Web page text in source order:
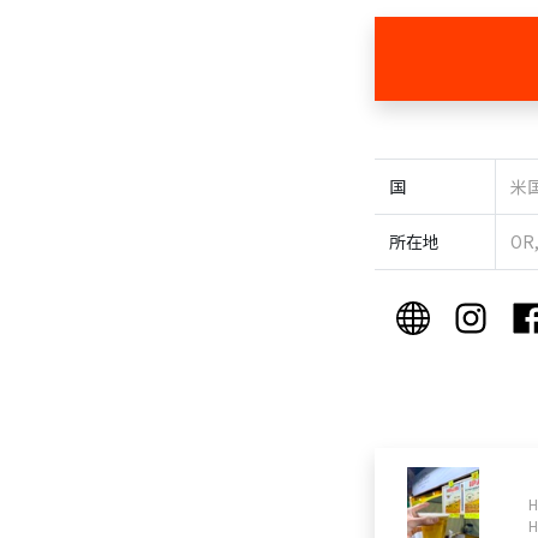
国 米
所在地